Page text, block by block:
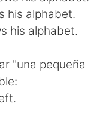
his alphabet.
his alphabet.
"una pequeña